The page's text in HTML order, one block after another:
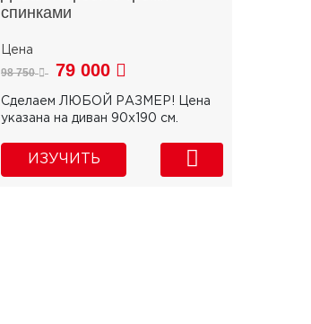
спинками
98 750 79 000
Сделаем ЛЮБОЙ РАЗМЕР! Цена
указана на диван 90х190 см.
ИЗУЧИТЬ